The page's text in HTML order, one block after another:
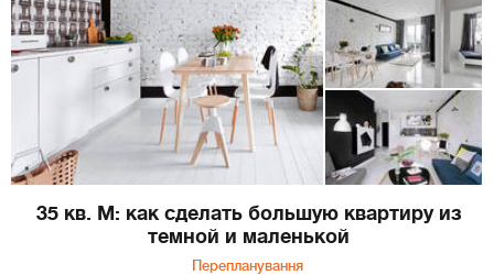
35 кв. М: как сделать большую квартиру из
темной и маленькой
Перепланування